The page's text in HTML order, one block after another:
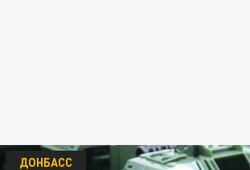
ДОНБАСС